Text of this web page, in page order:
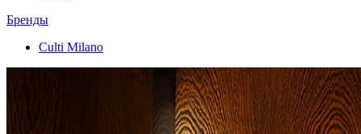
Бренды
Culti Milano